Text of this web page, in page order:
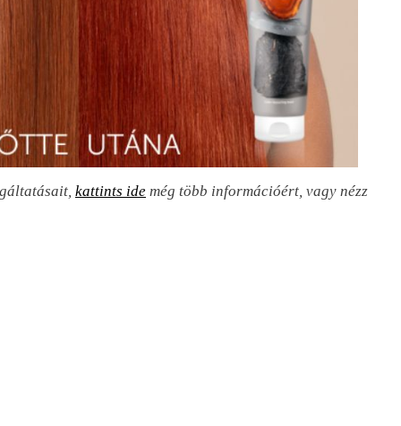
kattints ide még több információért, vagy nézz